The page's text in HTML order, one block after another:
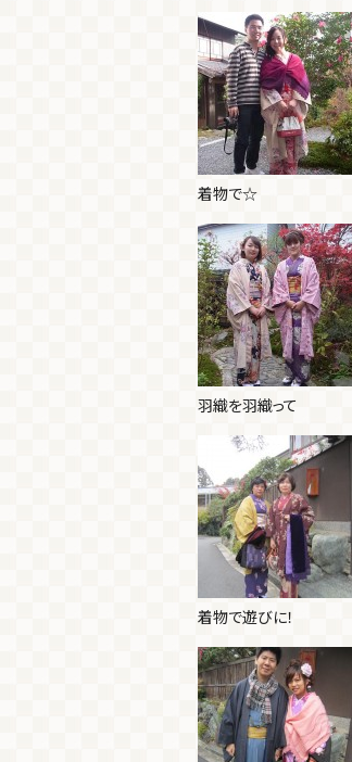
着物で☆
羽織を羽織って
着物で遊びに！